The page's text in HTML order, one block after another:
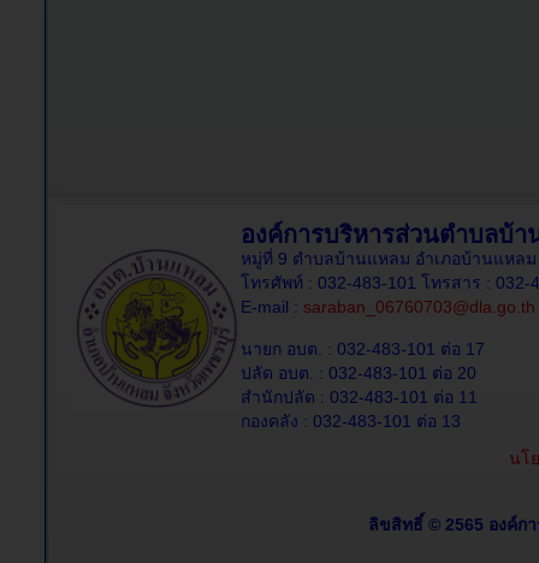
องค์การบริหารส่วนตำบลบ้า
หมู่ที่ 9 ตำบลบ้านแหลม อำเภอบ้านแหลม
โทรศัพท์ : 032-483-101 โทรสาร : 032-
E-mail : saraban_06760703@dla.go.th
นายก อบต. : 032-483-101 ต่อ 17
ปลัด อบต. : 032-483-101 ต่อ 20
สำนักปลัด : 032-483-101 ต่อ 11
กองคลัง : 032-483-101 ต่อ 13
นโ
ลิขสิทธิ์ © 2565 องค์ก